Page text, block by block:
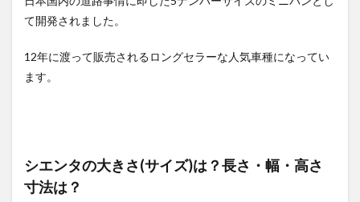
て開発されました。
12年に渡って販売されるロングセラーな人気車種になってい
ます。
シエンタの大きさ(サイズ)は？長さ・幅・高さ
寸法は？